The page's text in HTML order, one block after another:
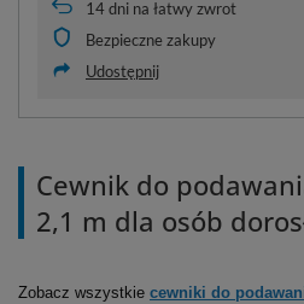
14dni na łatwy zwrot
Bezpieczne zakupy
Udostępnij
Cewnik do
2,1 m dla osób
Zobacz wszystkie cewniki do